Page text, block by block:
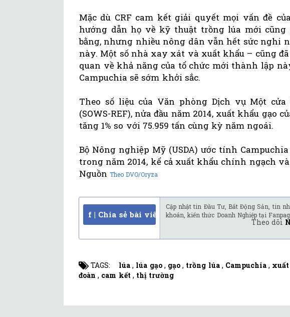
Mặc dù CRF cam kết giải quyết mọi vấn đề
hướng dẫn họ về kỹ thuật trồng lúa mới cũng
bằng, nhưng nhiều nông dân vẫn hết sức nghi
này. Một số nhà xay xát và xuất khẩu – cũng
quan về khả năng của tổ chức mới thành lập
Campuchia sẽ sớm khởi sắc.
Theo số liệu của Văn phòng Dịch vụ Một
(SOWS-REF), nửa đầu năm 2014, xuất khẩu gạo
tăng 1% so với 75.959 tấn cùng kỳ năm ngoái.
Bộ Nông nghiệp Mỹ (USDA) ước tính
trong năm 2014, kể cả xuất khẩu chính ngạch
NguồnTheo DVO/Oryza
f | Chia sẻ bài viết
Cập nhật tin Đầu Tư, Bất Động Sản, tin
khoán, kiến thức Doanh Nghiệp tại
Theo dõi
TAGS: lúa ,lúa gạo, gạo , trồng lúa, Campuchia ,
đoàn , cam kết , thị trường